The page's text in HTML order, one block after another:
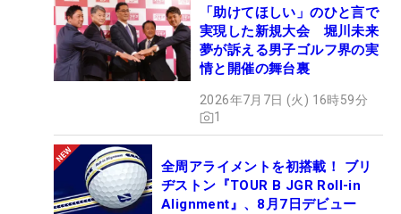
「助けてほしい」のひと言で
実現した新規大会 堀川未来
夢が訴える男子ゴルフ界の実
情と開催の舞台裏
2026年7月7日 (火) 16時59分
1
全周アライメントを初搭載！ ブリ
ヂストン『TOUR B JGR Roll-in
Alignment』、8月7日デビュー